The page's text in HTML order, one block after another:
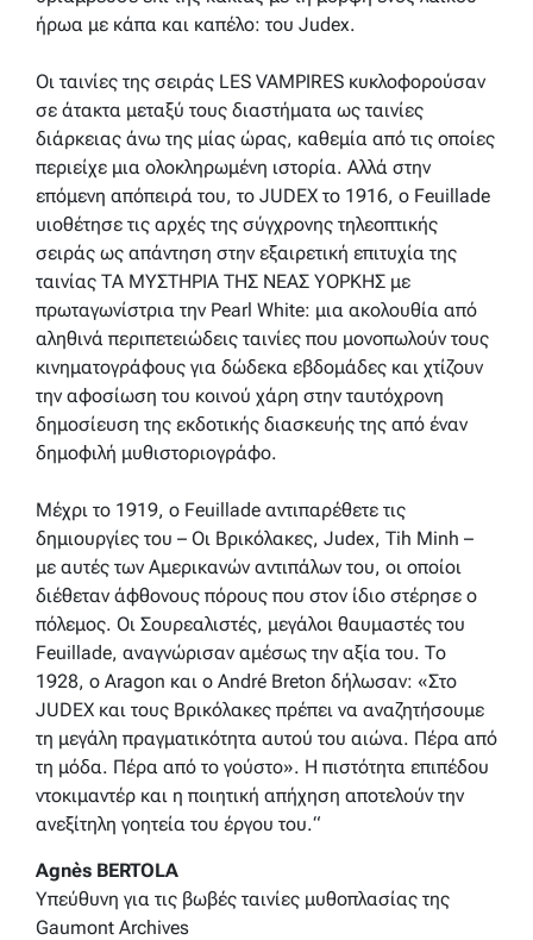
ήρωα με κάπα και καπέλο: του Judex.
Οι ταινίες της σειράς LES VAMPIRES κυκλοφορούσαν
σε άτακτα μεταξύ τους διαστήματα ως ταινίες
διάρκειας άνω της μίας ώρας, καθεμία από τις οποίες
περιείχε μια ολοκληρωμένη ιστορία. Αλλά στην
επόμενη απόπειρά του, το JUDEX το 1916, ο Feuillade
υιοθέτησε τις αρχές της σύγχρονης τηλεοπτικής
σειράς ως απάντηση στην εξαιρετική επιτυχία της
ταινίας ΤΑ ΜΥΣΤΗΡΙΑ ΤΗΣ ΝΕΑΣ ΥΟΡΚΗΣ με
πρωταγωνίστρια την Pearl White: μια ακολουθία από
αληθινά περιπετειώδεις ταινίες που μονοπωλούν τους
κινηματογράφους για δώδεκα εβδομάδες και χτίζουν
την αφοσίωση του κοινού χάρη στην ταυτόχρονη
δημοσίευση της εκδοτικής διασκευής της από έναν
δημοφιλή μυθιστοριογράφο.
Μέχρι το 1919, ο Feuillade αντιπαρέθετε τις
δημιουργίες του – Οι Βρικόλακες, Judex, Tih Minh –
με αυτές των Αμερικανών αντιπάλων του, οι οποίοι
διέθεταν άφθονους πόρους που στον ίδιο στέρησε ο
πόλεμος. Οι Σουρεαλιστές, μεγάλοι θαυμαστές του
Feuillade, αναγνώρισαν αμέσως την αξία του. Το
1928, ο Aragon και ο André Breton δήλωσαν: «Στο
JUDEX και τους Βρικόλακες πρέπει να αναζητήσουμε
τη μεγάλη πραγματικότητα αυτού του αιώνα. Πέρα από
τη μόδα. Πέρα από το γούστο». Η πιστότητα επιπέδου
ντοκιμαντέρ και η ποιητική απήχηση αποτελούν την
ανεξίτηλη γοητεία του έργου του.“
Agnès BERTOLA
Yπεύθυνη για τις βωβές ταινίες μυθοπλασίας της
Gaumont Archives